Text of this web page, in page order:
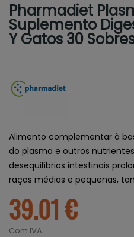
Pharmadiet
Suplemento
Y Gatos 30
Alimento complementar à
do plasma e outros
desequilíbrios intestinais
raças médias e pequenas,
39.01 €
Com IVA